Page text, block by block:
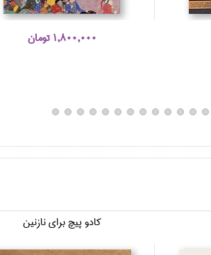
1,800,000 تومان
كادو پيچ براي نازنين